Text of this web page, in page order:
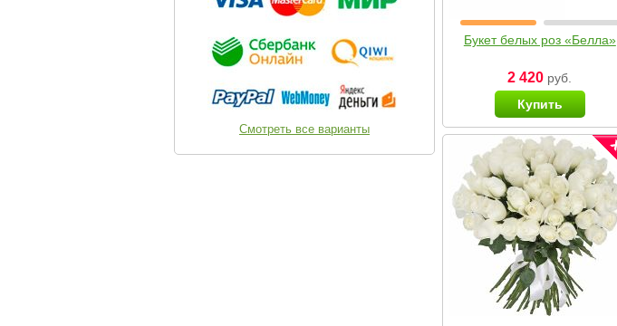
Смотреть все варианты
Букет белых роз «Белла»
2 420 руб.
Купить